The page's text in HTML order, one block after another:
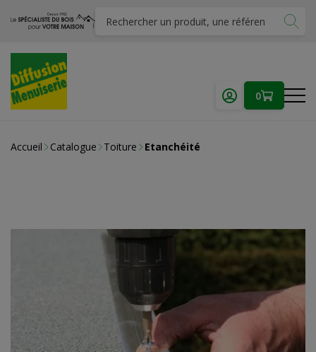
0
Accueil Catalogue Toiture Etanchéité